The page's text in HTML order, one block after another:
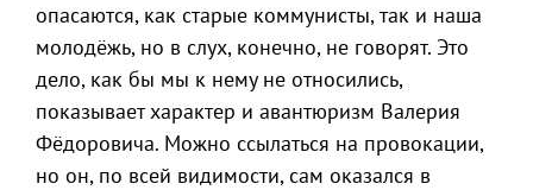
опасаются, как старые коммунисты, так и наша
молодёжь, но в слух, конечно, не говорят. Это
дело, как бы мы к нему не относились,
показывает характер и авантюризм Валерия
Фёдоровича. Можно ссылаться на провокации,
но он, по всей видимости, сам оказался в